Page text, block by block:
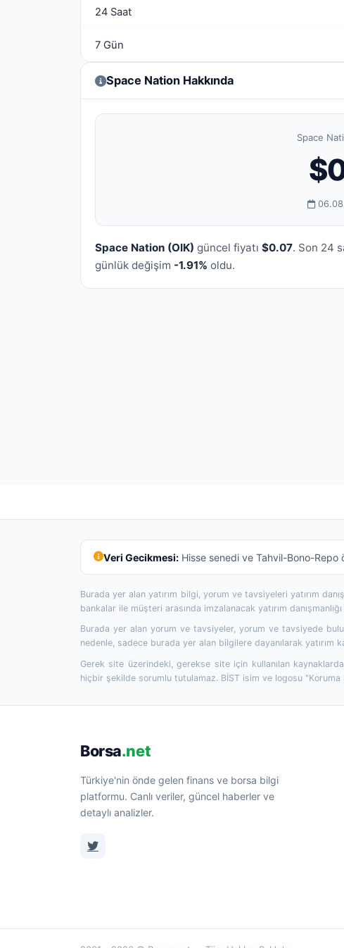
24 Saat
7 Gün
Space Nation Hakkında
Space
Space Nation (OIK) güncel fiyatı $0.07. Son 24
günlük değişim -1.91% oldu.
Veri Gecikmesi:Hisse senedi ve Tahvil-Bono-
Burada yer alan yatırım bilgi, yorum ve tavsiyeleri yatırım
bankalar ile müşteri arasında imzalanacak yatırım
Burada yer alan yorum ve tavsiyeler, yorum ve tavsiyede
nedenle, sadece burada yer alan bilgilere dayanılarak
Gerek site üzerindeki, gerekse site için kullanılan
hiçbir şekilde sorumlu tutulamaz. BİST isim ve logosu
Borsa.net
Türkiye'nin önde gelen finans ve borsa bilgi
platformu. Canlı veriler, güncel haberler ve
detaylı analizler.